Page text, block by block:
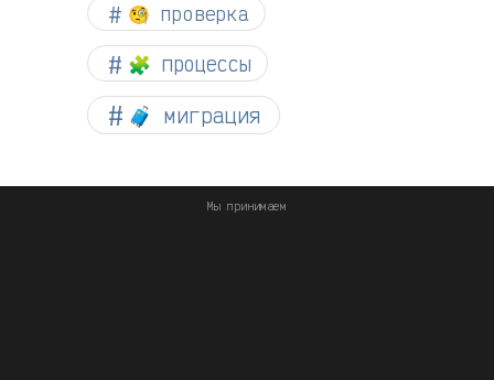
🧐 проверка
🧩 процессы
🧳 миграция
Мы принимаем